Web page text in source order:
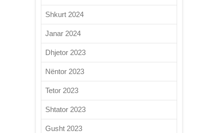
Shkurt 2024
Janar 2024
Dhjetor 2023
Nëntor 2023
Tetor 2023
Shtator 2023
Gusht 2023